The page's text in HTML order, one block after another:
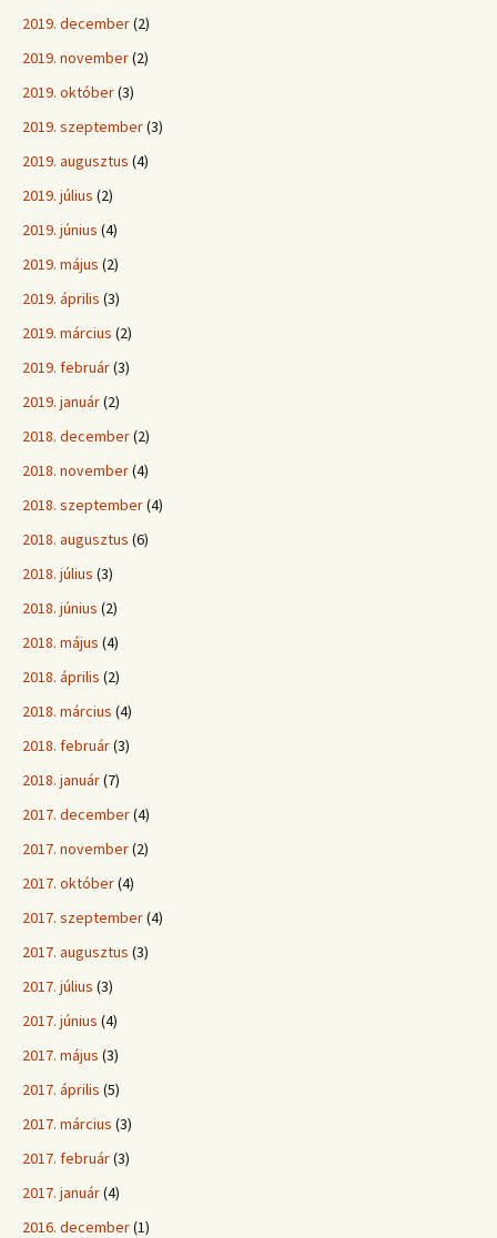
2019. december(2)
2019. november(2)
2019. október(3)
2019. szeptember(3)
2019. augusztus (4)
2019. július (2)
2019. június (4)
2019. május (2)
2019. április (3)
2019. március (2)
2019. február(3)
2019. január(2)
2018. december(2)
2018. november(4)
2018. szeptember(4)
2018. augusztus (6)
2018. július (3)
2018. június (2)
2018. május (4)
2018. április (2)
2018. március (4)
2018. február(3)
2018. január(7)
2017. december(4)
2017. november(2)
2017. október(4)
2017. szeptember(4)
2017. augusztus (3)
2017. július (3)
2017. június (4)
2017. május (3)
2017. április (5)
2017. március (3)
2017. február(3)
2017. január(4)
2016. december(1)